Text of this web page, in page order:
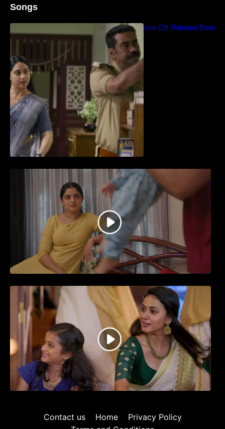
Songs
Blockbuster Thalavan Movie Ott Release Date
– Video Song Release
തിയേറ്ററിൽ വൻ വിജയമായി മുന്നേറിയ
ഗുരുവായൂർ അംബലനടയിൽ… വീഡിയോ
സോങ്ങ്..
ജനപ്രിയ നടൻ ദിലീപ് നയകമായി
എത്തുന്ന പവി കെയർ ടേക്കർ.. വീഡിയോ
സോംഗ്…
Contact us Home
Privacy Policy